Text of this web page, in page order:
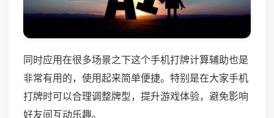
同时应用在很多场景之下这个手机打牌计算辅助也是
非常有用的，使用起来简单便捷。特别是在大家手机
打牌时可以合理调整牌型，提升游戏体验，避免影响
好友间互动乐趣。